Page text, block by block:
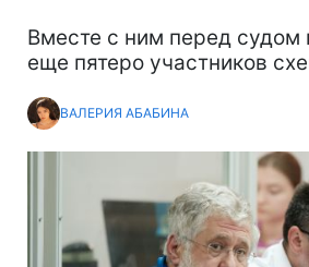
Вместе с ним перед судом
еще пятеро участников
ВАЛЕРИЯ АБАБИНА